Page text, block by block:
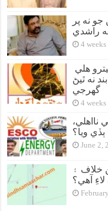
نه پر
راشدي
4 weeks
نه ٿيڻ
گهرجي
4 weeks
June 2,
خلاف ۽
لاءِ آهي؟